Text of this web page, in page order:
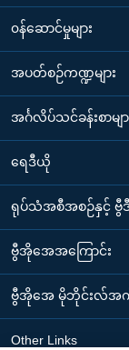
၀န်ဆောင်မှုများ
အပတ်စဉ်ကဏ္ဍများ
အင်္ဂလိပ်သင်ခန်းစာမျာ
ရေဒီယို
ရုပ်သံအစီအစဉ်နှင့် ဗွီဒီ
ဗွီအိုအေအကြောင်း
ဗွီအိုအေ မိုဘိုင်းလ်အက်
Other Links